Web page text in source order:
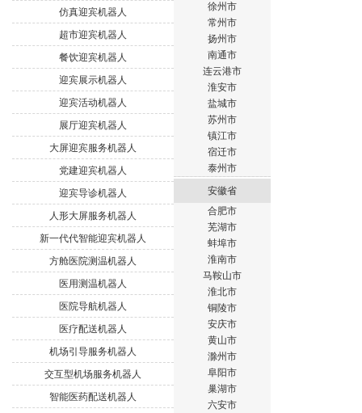
仿真迎宾机器人
超市迎宾机器人
餐饮迎宾机器人
迎宾展示机器人
迎宾活动机器人
展厅迎宾机器人
大屏迎宾服务机器人
党建迎宾机器人
迎宾导诊机器人
人形大屏服务机器人
新一代代智能迎宾机器人
方舱医院测温机器人
医用测温机器人
医院导航机器人
医疗配送机器人
机场引导服务机器人
交互型机场服务机器人
智能医药配送机器人
徐州市
常州市
扬州市
南通市
连云港市
淮安市
盐城市
苏州市
镇江市
宿迁市
泰州市
安徽省
合肥市
芜湖市
蚌埠市
淮南市
马鞍山市
淮北市
铜陵市
安庆市
黄山市
滁州市
阜阳市
巢湖市
六安市